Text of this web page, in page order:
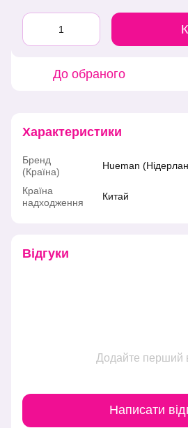
До обраного
Характеристики
Бренд
(Країна)
Hueman
Країна
надходження
Китай
Відгуки
Додайте перший
Написати